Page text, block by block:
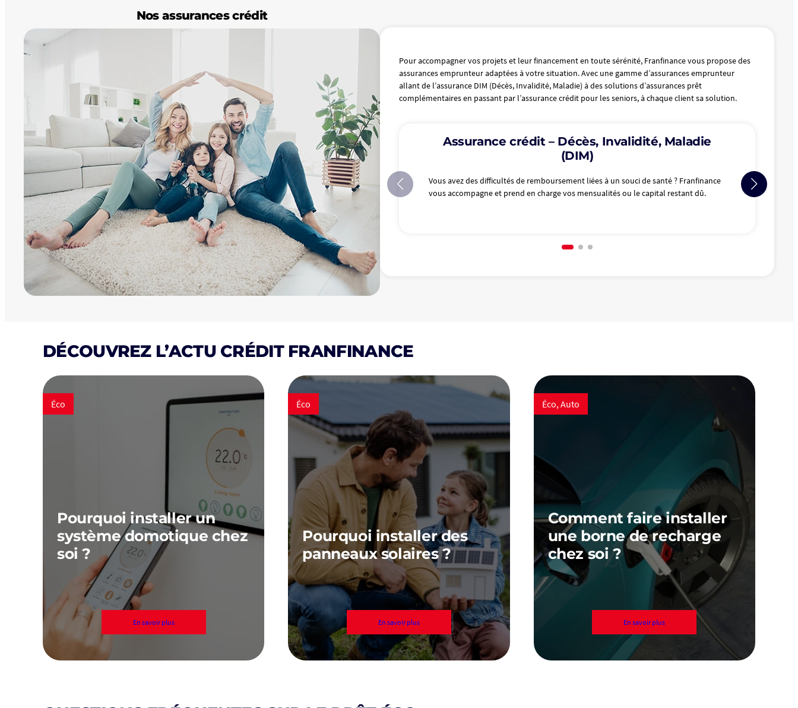
Nos assurances crédit
Pour accompagner vos projets et leur financement en toute sérénité, Franfinance vous propose des
assurances emprunteur adaptées à votre situation. Avec une gamme d’assurances emprunteur
allant de l’assurance DIM (Décès, Invalidité, Maladie) à des solutions d’assurances prêt
complémentaires en passant par l’assurance crédit pour les seniors, à chaque client sa solution.
Assurance crédit – Décès, Invalidité, Maladie
(DIM)
Vous avez des difficultés de remboursement liées à un souci de santé ? Franfinance
vous accompagne et prend en charge vos mensualités ou le capital restant dû.
DÉCOUVREZ L’ACTU CRÉDIT FRANFINANCE
Éco
Pourquoi installer un
système domotique chez
soi ?
En savoir plus
Éco
Pourquoi installer des
panneaux solaires ?
En savoir plus
Éco, Auto
Comment faire installer
une borne de recharge
chez soi ?
En savoir plus